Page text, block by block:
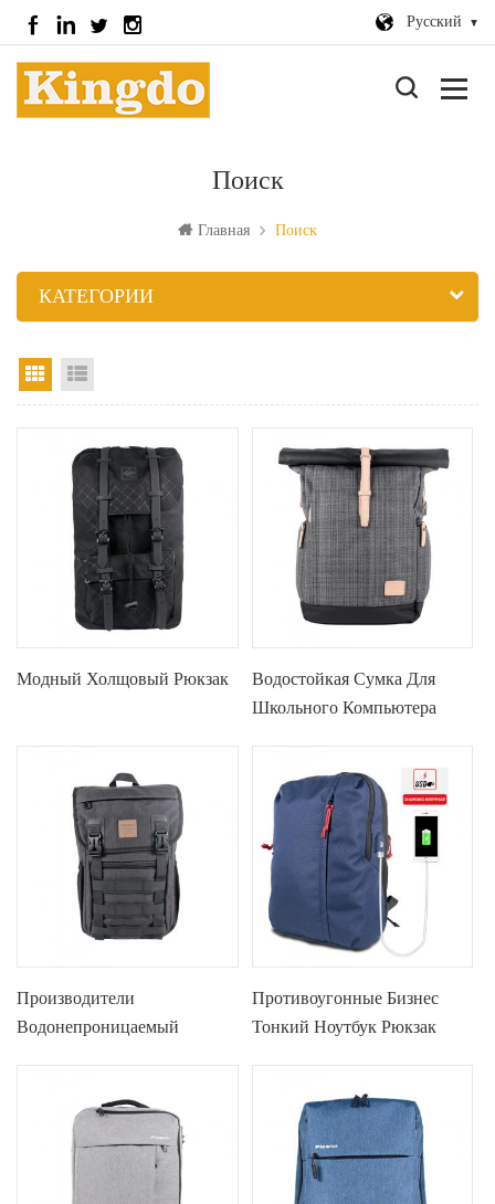
Русский
Поиск
Главная Поиск
КАТЕГОРИИ
вид сетки
Модный Холщовый Рюкзак
Водостойкая Сумка Для
Школьного Компьютера
Производители
Водонепроницаемый
Противоугонные Бизнес
Тонкий Ноутбук Рюкзак